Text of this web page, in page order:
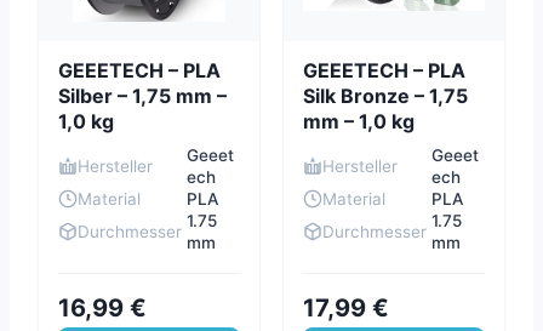
GEEETECH – PLA
Silber – 1,75 mm –
1,0 kg
Hersteller
Geeet
ech
Material
PLA
Durchmesser
1.75
mm
16,99 €
GEEETECH – PLA
Silk Bronze – 1,75
mm – 1,0 kg
Hersteller
Geeet
ech
Material
PLA
Durchmesser
1.75
mm
17,99 €